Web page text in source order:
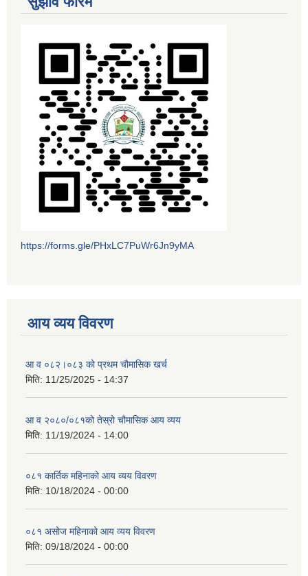
https://forms.gle/PHxLC7PuWr6Jn9yMA
आय व्यय विवरण
आ व ०८२।०८३ को प्रथम चौमासिक खर्च
मिति: 11/25/2025 - 14:37
आ व २०८०/०८१को तेस्रो चौमासिक आय व्यय
मिति: 11/19/2024 - 14:00
०८१ कार्तिक महिनाको आय व्यय विवरण
मिति: 10/18/2024 - 00:00
०८१ असोज महिनाको आय व्यय विवरण
मिति: 09/18/2024 - 00:00